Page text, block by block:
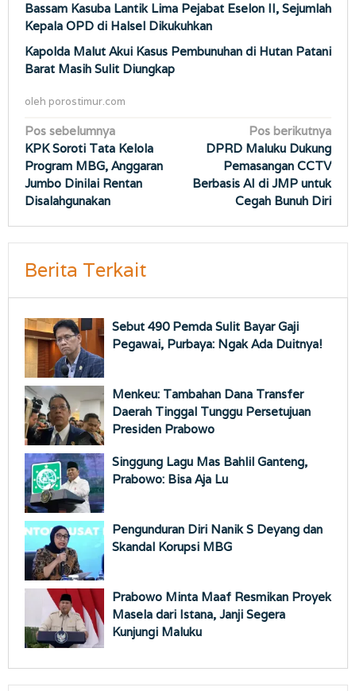
Bassam Kasuba Lantik Lima Pejabat Eselon II, Sejumlah
Kepala OPD di Halsel Dikukuhkan
Kapolda Malut Akui Kasus Pembunuhan di Hutan Patani
Barat Masih Sulit Diungkap
oleh porostimur.com
Navigasi
pos
Pos sebelumnya
KPK Soroti Tata Kelola
Program MBG, Anggaran
Jumbo Dinilai Rentan
Disalahgunakan
Pos berikutnya
DPRD Maluku Dukung
Pemasangan CCTV
Berbasis AI di JMP untuk
Cegah Bunuh Diri
Berita Terkait
Sebut 490 Pemda Sulit Bayar Gaji
Pegawai, Purbaya: Ngak Ada Duitnya!
Menkeu: Tambahan Dana Transfer
Daerah Tinggal Tunggu Persetujuan
Presiden Prabowo
Singgung Lagu Mas Bahlil Ganteng,
Prabowo: Bisa Aja Lu
Pengunduran Diri Nanik S Deyang dan
Skandal Korupsi MBG
Prabowo Minta Maaf Resmikan Proyek
Masela dari Istana, Janji Segera
Kunjungi Maluku